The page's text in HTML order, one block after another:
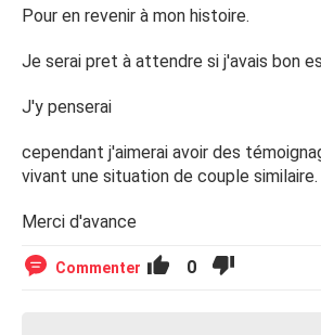
Pour en revenir à mon histoire.
Je serai pret à attendre si j'avais bon
J'y penserai
cependant j'aimerai avoir des
vivant une situation de couple similaire.
Merci d'avance
Commenter 0